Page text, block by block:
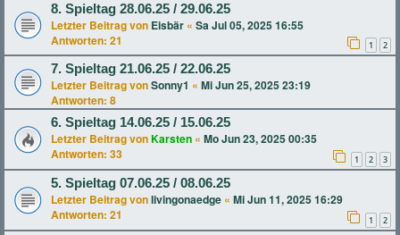
8. Spieltag 28.06.25 / 29.06.25
Letzter Beitrag von Eisbär « Sa Jul 05, 2025 16:55
Antworten: 21 1 2
7. Spieltag 21.06.25 / 22.06.25
Letzter Beitrag vonSonny1 « Mi Jun 25, 2025 23:19
Antworten: 8
6. Spieltag 14.06.25 / 15.06.25
Letzter Beitrag vonKarsten « Mo Jun 23, 2025 00:35
Antworten: 33 1 2 3
5. Spieltag 07.06.25 / 08.06.25
Letzter Beitrag vonlivingonaedge « Mi Jun 11, 2025 16:29
Antworten: 21 1 2